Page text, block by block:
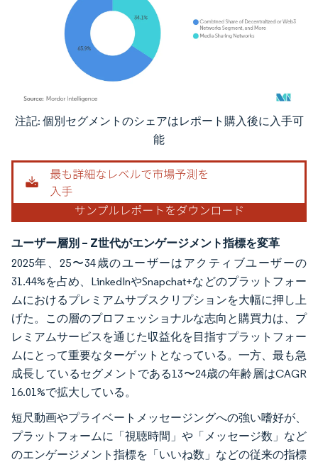
画像 © Mordor Intelligence。再利用にはCC BY 4.0の表示が必要です。
注記: 個別セグメントのシェアはレポート購入後に入手可
能
ユーザー層別 – Z世代がエンゲージメント指標を変革
2025年、25〜34歳のユーザーはアクティブユーザーの
31.44%を占め、LinkedInやSnapchat+などのプラットフォー
ムにおけるプレミアムサブスクリプションを大幅に押し上
げた。この層のプロフェッショナルな志向と購買力は、プ
レミアムサービスを通じた収益化を目指すプラットフォー
ムにとって重要なターゲットとなっている。一方、最も急
成長しているセグメントである13〜24歳の年齢層はCAGR
16.01%で拡大している。
短尺動画やプライベートメッセージングへの強い嗜好が、
プラットフォームに「視聴時間」や「メッセージ数」など
のエンゲージメント指標を「いいね数」などの従来の指標